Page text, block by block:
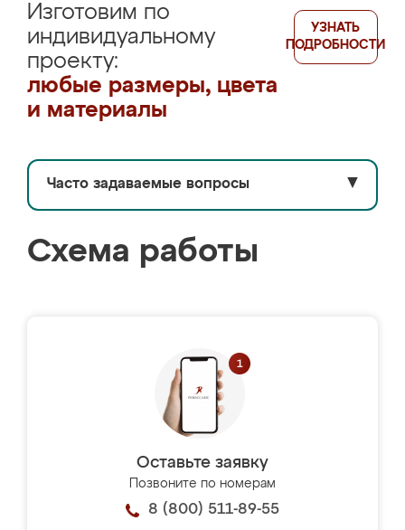
Изготовим по
индивидуальному
проекту:
любые размеры, цвета
и материалы
УЗНАТЬ
ПОДРОБНОСТИ
Часто задаваемые вопросы ▼
Схема работы
Оставьте заявку
Позвоните по номерам
8 (800) 511-89-55